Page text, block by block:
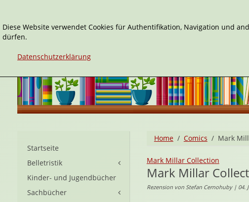
Home Comics Mark
Mark Millar Collection
Mark Millar
Rezension von Stefan Cernohuby | 04.
Startseite
Belletristik
Kinder- und Jugendbücher
Sachbücher
Diese Website verwendet Cookies für Authentifikation, Navigation und
dürfen.
Datenschutzerklärung